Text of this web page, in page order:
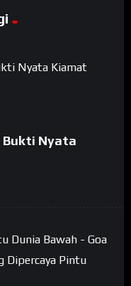
Bukti Nyata